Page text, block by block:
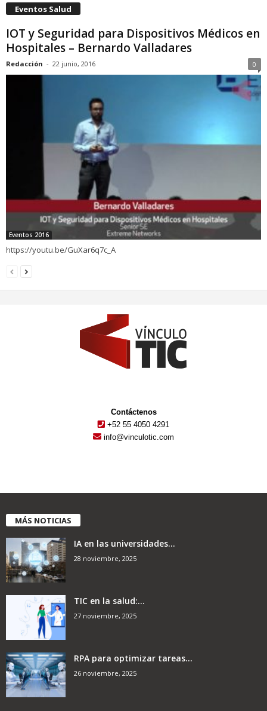
Eventos Salud
IOT y Seguridad para Dispositivos Médicos en
Hospitales – Bernardo Valladares
Redacción - 22 junio, 2016 0
Eventos 2016
https://youtu.be/GuXar6q7c_A
Contáctenos
+52 55 4050 4291
info@vinculotic.com
MÁS NOTICIAS
IA en las universidades...
28 noviembre, 2025
TIC en la salud:...
27 noviembre, 2025
RPA para optimizar tareas...
26 noviembre, 2025